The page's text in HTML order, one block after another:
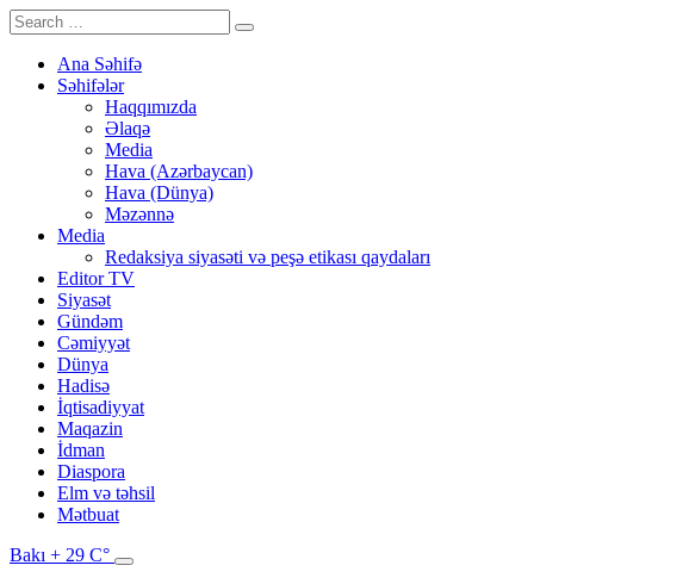
Ana Səhifə
Səhifələr
Haqqımızda
Əlaqə
Media
Hava (Azərbaycan)
Hava (Dünya)
Məzənnə
Media
Redaksiya siyasəti və peşə etikası qaydaları
Editor TV
Siyasət
Gündəm
Cəmiyyət
Dünya
Hadisə
İqtisadiyyat
Maqazin
İdman
Diaspora
Elm və təhsil
Mətbuat
Bakı + 29 C°